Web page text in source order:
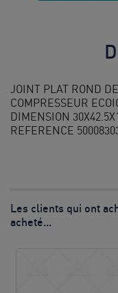
JOINT PLAT ROND
COMPRESSEUR
DIMENSION
REFERENCE
Les clients qui ont
acheté...